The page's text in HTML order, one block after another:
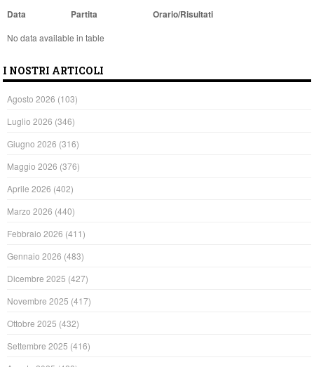
Data Partita Orario/Risultati
No data available in table
I NOSTRI ARTICOLI
Agosto 2026 (103)
Luglio 2026 (346)
Giugno 2026 (316)
Maggio 2026 (376)
Aprile 2026 (402)
Marzo 2026 (440)
Febbraio 2026 (411)
Gennaio 2026 (483)
Dicembre 2025 (427)
Novembre 2025 (417)
Ottobre 2025 (432)
Settembre 2025 (416)